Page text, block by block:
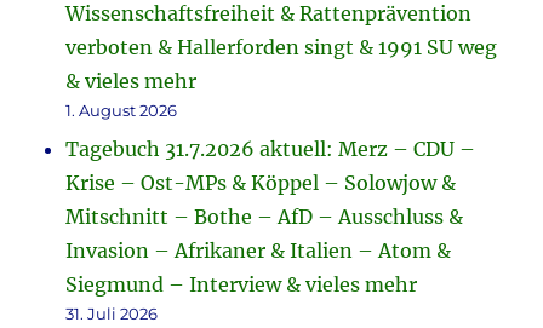
Wissenschaftsfreiheit & Rattenprävention
verboten & Hallerforden singt & 1991 SU weg
& vieles mehr
1. August 2026
Tagebuch 31.7.2026 aktuell: Merz – CDU –
Krise – Ost-MPs & Köppel – Solowjow &
Mitschnitt – Bothe – AfD – Ausschluss &
Invasion – Afrikaner & Italien – Atom &
Siegmund – Interview & vieles mehr
31. Juli 2026